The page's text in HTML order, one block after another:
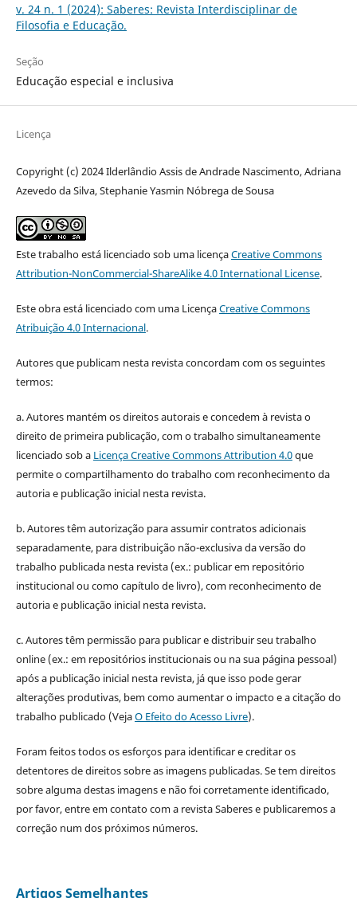
v. 24 n. 1 (2024): Saberes: Revista Interdisciplinar de
Filosofia e Educação.
Seção
Educação especial e inclusiva
Licença
Copyright (c) 2024 Ilderlândio Assis de Andrade Nascimento, Adriana
Azevedo da Silva, Stephanie Yasmin Nóbrega de Sousa
Este trabalho está licenciado sob uma licençaCreative Commons
Attribution-NonCommercial-ShareAlike 4.0 International License.
Este obra está licenciado com uma LicençaCreative Commons
Atribuição 4.0 Internacional.
Autores que publicam nesta revista concordam com os seguintes
termos:
a. Autores mantém os direitos autorais e concedem à revista o
direito de primeira publicação, com o trabalho simultaneamente
licenciado sob a Licença Creative Commons Attribution 4.0que
permite o compartilhamento do trabalho com reconhecimento da
autoria e publicação inicial nesta revista.
b. Autores têm autorização para assumir contratos adicionais
separadamente, para distribuição não-exclusiva da versão do
trabalho publicada nesta revista (ex.: publicar em repositório
institucional ou como capítulo de livro), com reconhecimento de
autoria e publicação inicial nesta revista.
c. Autores têm permissão para publicar e distribuir seu trabalho
online (ex.: em repositórios institucionais ou na sua página pessoal)
após a publicação inicial nesta revista, já que isso pode gerar
alterações produtivas, bem como aumentar o impacto e a citação do
trabalho publicado (VejaO Efeito do Acesso Livre).
Foram feitos todos os esforços para identificar e creditar os
detentores de direitos sobre as imagens publicadas. Se tem direitos
sobre alguma destas imagens e não foi corretamente identificado,
por favor, entre em contato com a revista Saberes e publicaremos a
correção num dos próximos números.
Artigos Semelhantes